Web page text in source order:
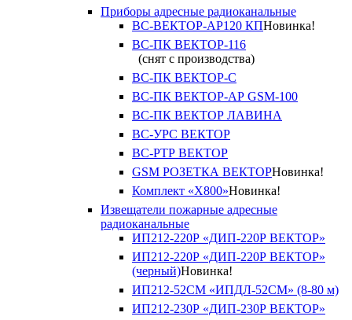
Приборы адресные радиоканальные
ВС-ВЕКТОР-АР120 КПНовинка!
ВС-ПК ВЕКТОР-116
(снят с производства)
ВС-ПК ВЕКТОР-С
ВС-ПК ВЕКТОР-АР GSM-100
ВС-ПК ВЕКТОР ЛАВИНА
ВС-УРС ВЕКТОР
ВС-РТР ВЕКТОР
GSM РОЗЕТКА ВЕКТОРНовинка!
Комплект «X800»Новинка!
Извещатели пожарные адресные
радиоканальные
ИП212-220Р «ДИП-220Р ВЕКТОР»
ИП212-220Р «ДИП-220Р ВЕКТОР»
(черный)Новинка!
ИП212-52СМ «ИПДЛ-52СМ» (8-80 м)
ИП212-230Р «ДИП-230Р ВЕКТОР»